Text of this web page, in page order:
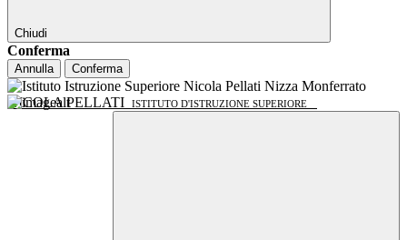
Chiudi
Conferma
Annulla Conferma
NICOLA PELLATI ISTITUTO D'ISTRUZIONE SUPERIORE